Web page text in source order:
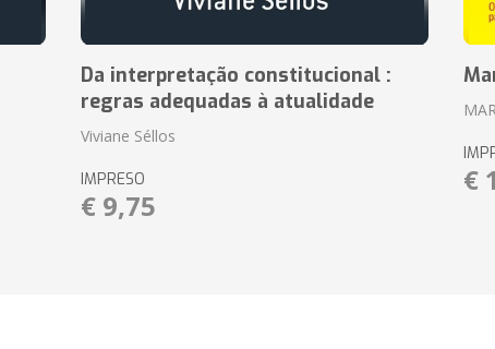
Da interpretação constitucional :
regras adequadas à atualidade
Viviane Séllos
IMPRESO
€ 9,75
€